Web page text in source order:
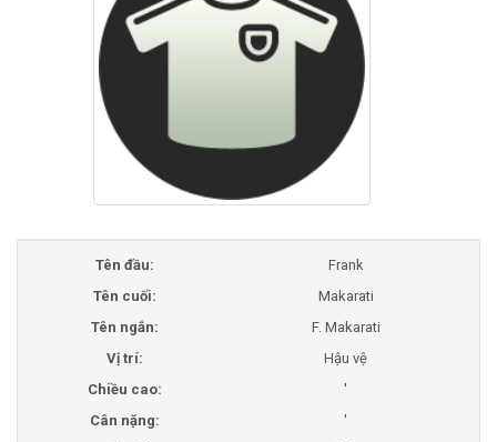
Tên đầu:
Frank
Tên cuối:
Makarati
Tên ngắn:
F. Makarati
Vị trí:
Hậu vệ
Chiều cao:
'
Cân nặng:
'